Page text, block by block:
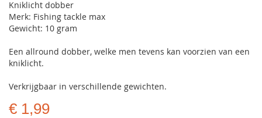
Kniklicht dobber
Merk: Fishing tackle max
Gewicht: 10 gram
Een allround dobber, welke men tevens kan voorzien van een
kniklicht.
Verkrijgbaar in verschillende gewichten.
€ 1,99